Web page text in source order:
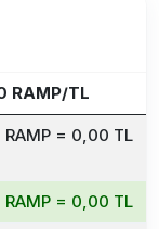
RAMP/TL
RAMP = 0,00 TL
RAMP = 0,00 TL